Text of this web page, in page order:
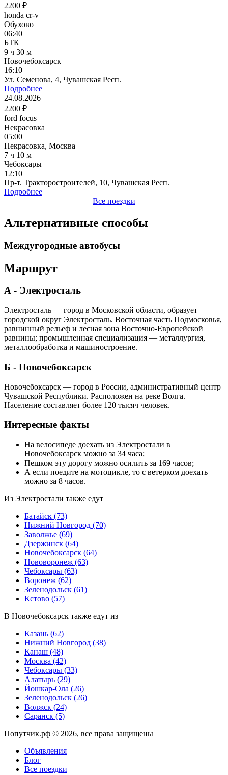
2200 ₽
honda cr-v
Обухово
06:40
БТК
9 ч 30 м
Новочебоксарск
16:10
Ул. Семенова, 4, Чувашская Респ.
Подробнее
24.08.2026
2200 ₽
ford focus
Некрасовка
05:00
Некрасовка, Москва
7 ч 10 м
Чебоксары
12:10
Пр-т. Тракторостроителей, 10, Чувашская Респ.
Подробнее
Все поездки
Альтернативные способы
Междугородные автобусы
Маршрут
А - Электросталь
Электросталь — город в Московской области, образует
городской округ Электросталь. Восточная часть Подмосковья,
равнинный рельеф и лесная зона Восточно-Европейской
равнины; промышленная специализация — металлургия,
металлообработка и машиностроение.
Б - Новочебоксарск
Новочебоксарск — город в России, административный центр
Чувашской Республики. Расположен на реке Волга.
Население составляет более 120 тысяч человек.
Интересные факты
На велосипеде доехать из Электростали в
Новочебоксарск можно за 34 часа;
Пешком эту дорогу можно осилить за 169 часов;
А если поедите на мотоцикле, то с ветерком доехать
можно за 8 часов.
Из Электростали также едут
Батайск (73)
Нижний Новгород (70)
Заволжье (69)
Дзержинск (64)
Новочебоксарск (64)
Нововоронеж (63)
Чебоксары (63)
Воронеж (62)
Зеленодольск (61)
Кстово (57)
В Новочебоксарск также едут из
Казань (62)
Нижний Новгород (38)
Канаш (48)
Москва (42)
Чебоксары (33)
Алатырь (29)
Йошкар-Ола (26)
Зеленодольск (26)
Волжск (24)
Саранск (5)
Попутчик.рф © 2026, все права защищены
Объявления
Блог
Все поездки